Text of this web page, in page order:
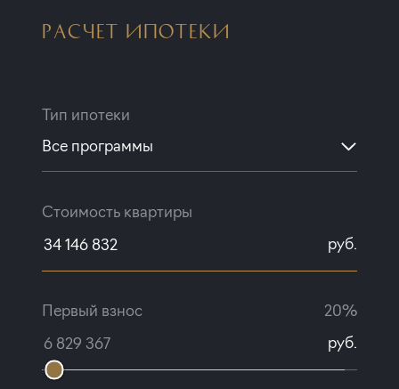
РАСЧЕТ ИПОТЕКИ
Тип ипотеки
Все программы
Стоимость квартиры
руб.
Первый взнос
20%
руб.